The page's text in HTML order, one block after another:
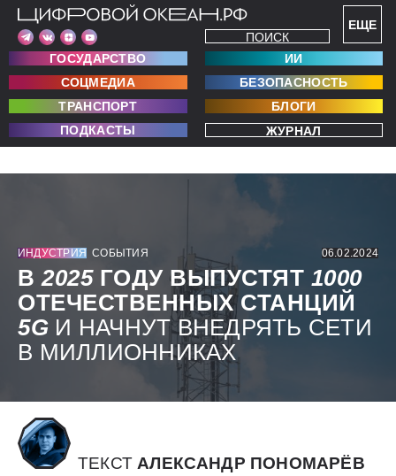
ЕЩЕ
ПОИСК
ГОСУДАРСТВО
ИИ
СОЦМЕДИА
БЕЗОПАСНОСТЬ
ТРАНСПОРТ
БЛОГИ
ПОДКАСТЫ
ЖУРНАЛ
ИНДУСТРИЯ СОБЫТИЯ 06.02.2024
В2025 ГОДУ ВЫПУСТЯТ 1000
ОТЕЧЕСТВЕННЫХ СТАНЦИЙ
5G И НАЧНУТ ВНЕДРЯТЬ СЕТИ
В МИЛЛИОННИКАХ
ТЕКСТ АЛЕКСАНДР ПОНОМАРЁВ